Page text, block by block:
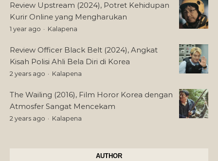
Review Upstream (2024), Potret Kehidupan
Kurir Online yang Mengharukan
1 year ago Kalapena
Review Officer Black Belt (2024), Angkat
Kisah Polisi Ahli Bela Diri di Korea
2 years ago Kalapena
The Wailing (2016), Film Horor Korea dengan
Atmosfer Sangat Mencekam
2 years ago Kalapena
AUTHOR